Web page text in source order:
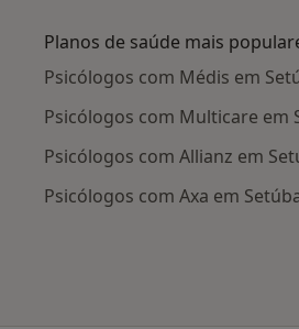
Planos de saúde mais
Psicólogos com Médis em
Psicólogos com Multicare em
Psicólogos com Allianz em
Psicólogos com Axa em